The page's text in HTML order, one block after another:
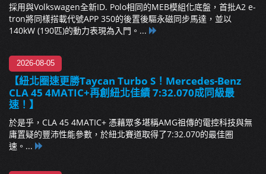
採用與Volkswagen全新ID. Polo相同的MEB模組化底盤，首批A2 e-
tron將同樣搭載代號APP 350的後置後驅永磁同步馬達，並以
140kW (190匹)的動力表現為入門。...
2026-08-05
【紐北圈速更勝Taycan Turbo S！Mercedes-Benz
CLA 45 4MATIC+再創紐北佳績 7:32.070成同級最
速！】
於是乎，CLA 45 4MATIC+ 憑藉眾多堪稱AMG祖傳的電控科技與無
庸置疑的豐沛性能參數，於紐北賽道取得了7:32.070的最佳圈
速。...